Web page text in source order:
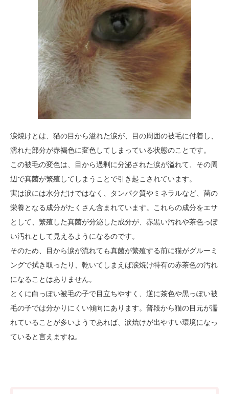
涙焼けとは、猫の目から溢れた涙が、目の周囲の被毛に付着し、
濡れた部分が赤褐色に変色してしまっている状態のことです。
この被毛の変色は、目から過剰に分泌された涙が溢れて、その周
辺で真菌が繁殖してしまうことで引き起こされています。
実は涙には水分だけではなく、タンパク質やミネラルなど、菌の
栄養となる成分がたくさん含まれています。これらの成分をエサ
として、繁殖した真菌が分泌した成分が、赤黒い汚れや茶色っぽ
い汚れとして見えるようになるのです。
そのため、目から涙が流れても真菌が繁殖する前に猫がグルーミ
ングで拭き取ったり、乾いてしまえば涙焼け特有の赤茶色の汚れ
になることはありません。
とくに白っぽい被毛の子で目立ちやすく、逆に茶色や黒っぽい被
毛の子では分かりにくい傾向にあります。普段から猫の目元が濡
れていることが多いようであれば、涙焼けが出やすい環境になっ
ていると言えますね。